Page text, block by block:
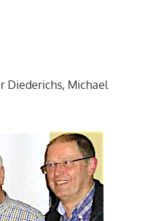
Diederichs, Michael